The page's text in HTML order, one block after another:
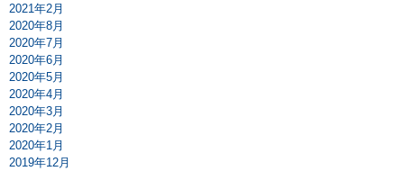
2021年2月
2020年8月
2020年7月
2020年6月
2020年5月
2020年4月
2020年3月
2020年2月
2020年1月
2019年12月